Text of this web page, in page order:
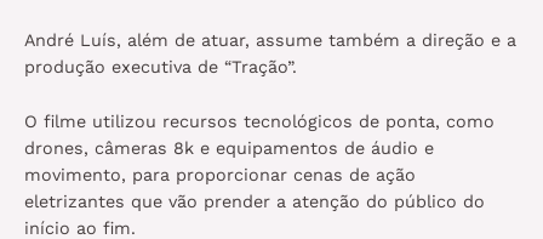
André Luís, além de atuar, assume também a direção e a
produção executiva de “Tração”.
O filme utilizou recursos tecnológicos de ponta, como
drones, câmeras 8k e equipamentos de áudio e
movimento, para proporcionar cenas de ação
eletrizantes que vão prender a atenção do público do
início ao fim.